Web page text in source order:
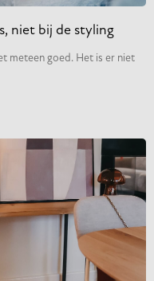
niet bij de styling
meteen goed. Het is er niet